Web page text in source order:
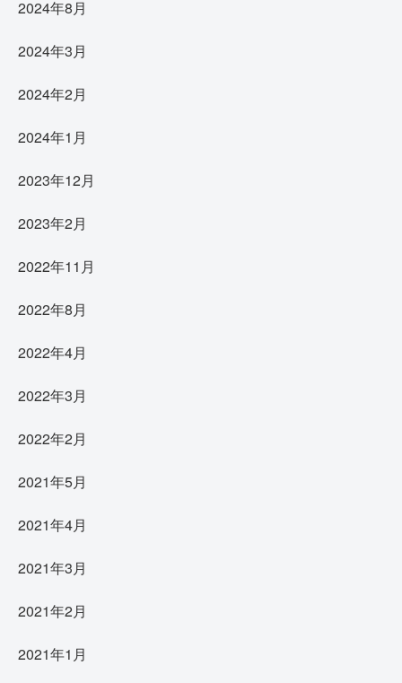
2024年8月
2024年3月
2024年2月
2024年1月
2023年12月
2023年2月
2022年11月
2022年8月
2022年4月
2022年3月
2022年2月
2021年5月
2021年4月
2021年3月
2021年2月
2021年1月